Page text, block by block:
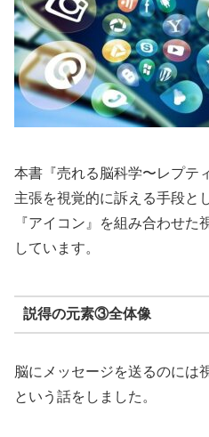
本書『売れる脳科学〜レプテ
主張を視覚的に訴える手段と
『アイコン』を組み合わせ
しています。
説得の元素③全体像
脳にメッセージを送るのには
という話をしました。